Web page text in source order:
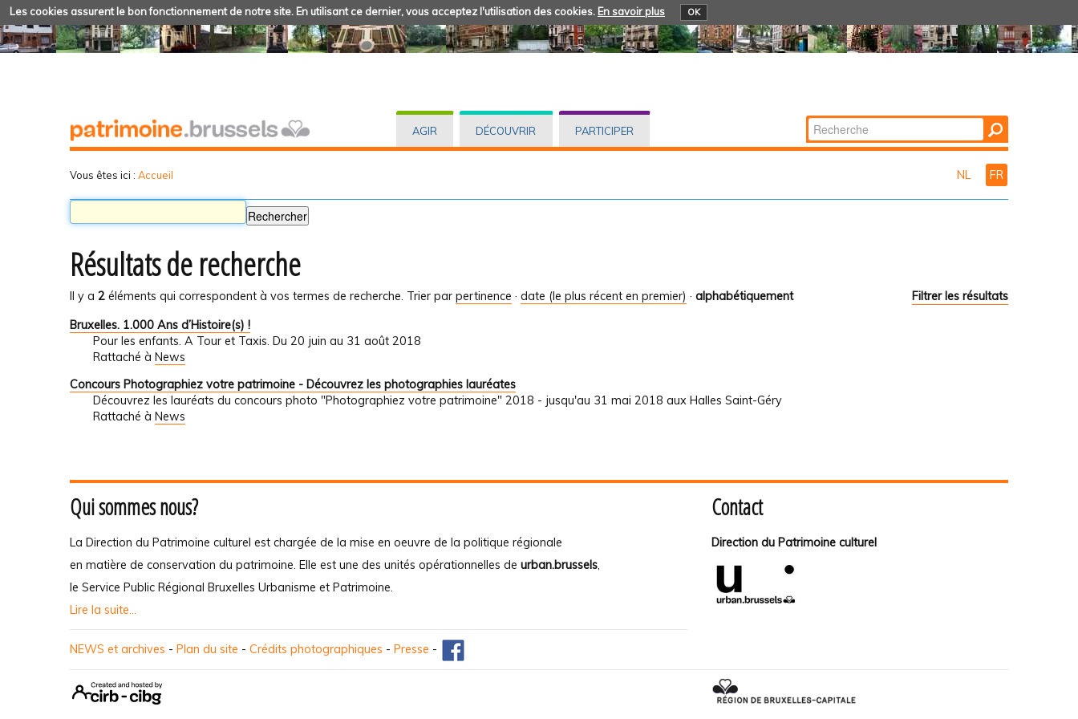
Les cookies assurent le bon fonctionnement de notre site. En utilisant ce dernier, vous acceptez l'utilisation des cookies. En savoir plus OK
AGIR DÉCOUVRIR PARTICIPER Chercher par
Recherche
Vous êtes ici : Accueil NL FR
Résultats de recherche
Il y a 2 éléments qui correspondent à vos termes de recherche. Filtrer les résultats
Trier par pertinence · date (le plus récent en premier) · alphabétiquement
Bruxelles. 1.000 Ans d’Histoire(s) !
Pour les enfants. A Tour et Taxis. Du 20 juin au 31 août 2018
Rattaché à News
Concours Photographiez votre patrimoine - Découvrez les photographies lauréates
Découvrez les lauréats du concours photo "Photographiez votre patrimoine" 2018 - jusqu'au 31 mai 2018 aux Halles Saint-Géry
Rattaché à News
Qui sommes nous?
La Direction du Patrimoine culturel est chargée de la mise en oeuvre de la politique régionale
en matière de conservation du patrimoine. Elle est une des unités opérationnelles de urban.brussels,
le Service Public Régional Bruxelles Urbanisme et Patrimoine.
Lire la suite...
Contact
Direction du Patrimoine culturel
NEWS et archives - Plan du site - Crédits photographiques - Presse -